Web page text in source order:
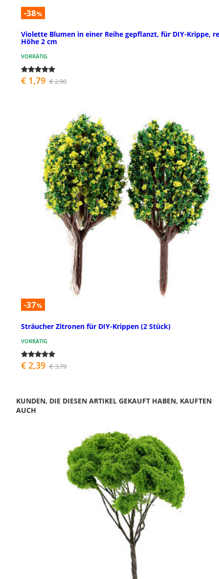
-38%
Violette Blumen in einer Reihe gepflanzt, für DIY-Krippe,
Höhe 2 cm
VORRÄTIG
€ 1,79 € 2,90
-37%
Sträucher Zitronen für DIY-Krippen (2 Stück)
VORRÄTIG
€ 2,39 € 3,79
KUNDEN, DIE DIESEN ARTIKEL GEKAUFT HABEN, KAUFTEN
AUCH